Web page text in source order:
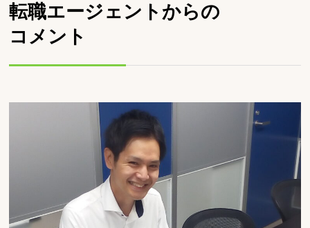
転職エージェントからの
コメント